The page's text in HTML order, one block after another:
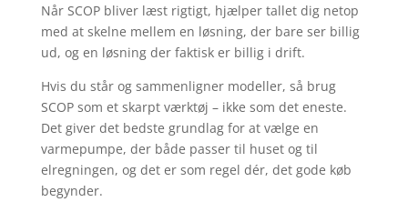
Når SCOP bliver læst rigtigt, hjælper tallet dig netop
med at skelne mellem en løsning, der bare ser billig
ud, og en løsning der faktisk er billig i drift.
Hvis du står og sammenligner modeller, så brug
SCOP som et skarpt værktøj – ikke som det eneste.
Det giver det bedste grundlag for at vælge en
varmepumpe, der både passer til huset og til
elregningen, og det er som regel dér, det gode køb
begynder.